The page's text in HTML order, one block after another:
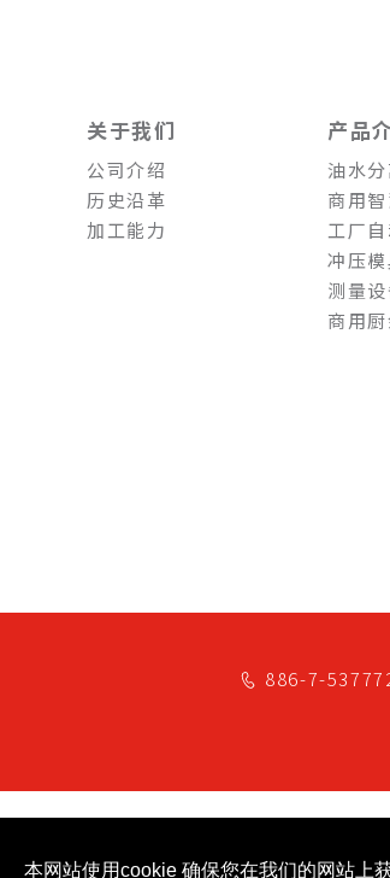
关于我们
公司介绍
历史沿革
加工能力
产品
油水分
商用
工厂
冲压
测量
商用
886-7-
本网站使用cookie 确保您在我们的网站上